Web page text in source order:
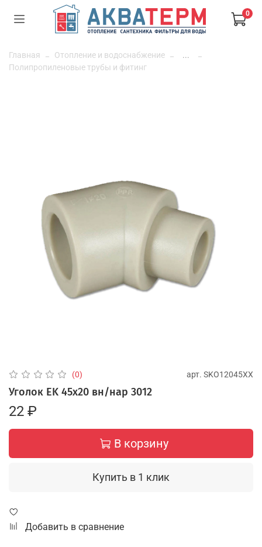
0
Главная Отопление и водоснабжение
...
Полипропиленовые трубы и фитинг
(0) арт. SKO12045XX
Уголок EK 45х20 вн/нар 3012
22 ₽
В корзину
Купить в 1 клик
Добавить в сравнение